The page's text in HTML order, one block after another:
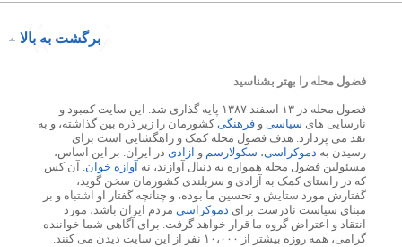
برگشت به بالا
فضول محله را بهتر بشناسید
فضول محله در ۱۳ اسفند ۱۳۸۷ پایه گذاری شد. این سایت کمبود و
نارسایی های سیاسی و فرهنگیکشورمان را زیر ذره بین گذاشته، و به
نقد می پردازد. هدف فضول محله کمک و راهگشایی است برای
رسیدن به دموکراسی، سکولارسم و آزادی در ایران. بر این اساس،
مسئولین فضول محله همواره به دنبال آوازند، نه آوازه خوان. آن کس
که در راستای کمک به آزادی و سربلندی کشورمان سخن گوید،
گفتارش مورد ستایش و تحسین ما بوده، و چنانچه گفتار او اشتباه و بر
مبنای سیاست نادرست برای دموکراسی مردم ایران باشد، مورد
انتقاد و اعتراض گروه ما قرار خواهد گرفت. برای آگاهی شما خواننده
گرامی، همه روزه بیشتر از ۱۰،۰۰۰ نفر از این سایت دیدن می کنند.